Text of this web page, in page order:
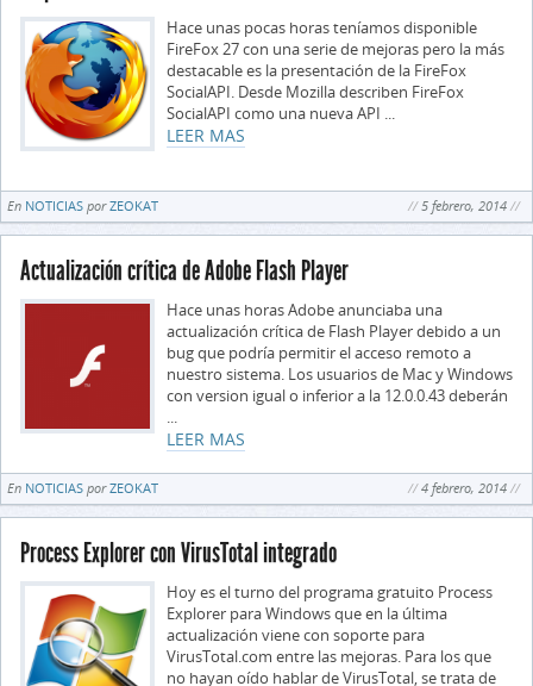
Hace unas pocas horas teníamos disponible
FireFox 27 con una serie de mejoras pero la más
destacable es la presentación de la FireFox
SocialAPI. Desde Mozilla describen FireFox
SocialAPI como una nueva API ...
LEER MAS
En NOTICIAS porZEOKAT 5 febrero, 2014
Actualización crítica de Adobe Flash Player
Hace unas horas Adobe anunciaba una
actualización crítica de Flash Player debido a un
bug que podría permitir el acceso remoto a
nuestro sistema. Los usuarios de Mac y Windows
con version igual o inferior a la 12.0.0.43 deberán
...
LEER MAS
En NOTICIAS porZEOKAT 4 febrero, 2014
Process Explorer con VirusTotal integrado
Hoy es el turno del programa gratuito Process
Explorer para Windows que en la última
actualización viene con soporte para
VirusTotal.com entre las mejoras. Para los que
no hayan oído hablar de VirusTotal, se trata de